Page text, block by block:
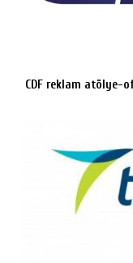
CDF reklam atölye-